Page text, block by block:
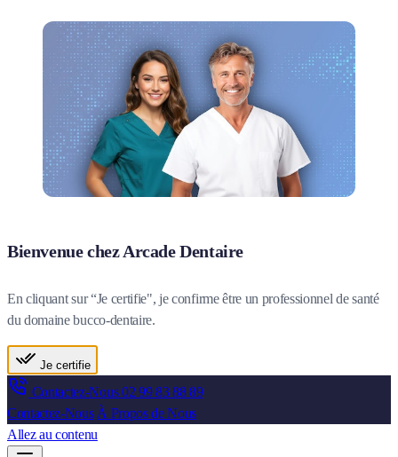
Bienvenue chez Arcade Dentaire
En cliquant sur “Je certifie", je confirme être un professionnel de santé
du domaine bucco-dentaire.
Je certifie
Contactez-Nous02 99 83 88 89
Contactez-Nous À Propos de Nous
Allez au contenu